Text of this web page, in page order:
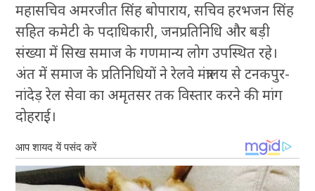
महासचिव अमरजीत सिंह बोपाराय, सचिव हरभजन सिंह
सहित कमेटी के पदाधिकारी, जनप्रतिनिधि और बड़ी
संख्या में सिख समाज के गणमान्य लोग उपस्थित रहे।
अंत में समाज के प्रतिनिधियों ने रेलवे मंत्रालय से टनकपुर-
नांदेड़ रेल सेवा का अमृतसर तक विस्तार करने की मांग
दोहराई।